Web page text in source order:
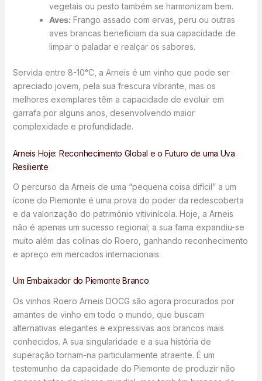
vegetais ou pesto também se harmonizam bem.
Aves:Frango assado com ervas, peru ou outras
aves brancas beneficiam da sua capacidade de
limpar o paladar e realçar os sabores.
Servida entre 8-10°C, a Arneis é um vinho que pode ser
apreciado jovem, pela sua frescura vibrante, mas os
melhores exemplares têm a capacidade de evoluir em
garrafa por alguns anos, desenvolvendo maior
complexidade e profundidade.
Arneis Hoje: Reconhecimento Global e o Futuro de uma Uva
Resiliente
O percurso da Arneis de uma “pequena coisa difícil” a um
ícone do Piemonte é uma prova do poder da redescoberta
e da valorização do património vitivinícola. Hoje, a Arneis
não é apenas um sucesso regional; a sua fama expandiu-se
muito além das colinas do Roero, ganhando reconhecimento
e apreço em mercados internacionais.
Um Embaixador do Piemonte Branco
Os vinhos Roero Arneis DOCG são agora procurados por
amantes de vinho em todo o mundo, que buscam
alternativas elegantes e expressivas aos brancos mais
conhecidos. A sua singularidade e a sua história de
superação tornam-na particularmente atraente. É um
testemunho da capacidade do Piemonte de produzir não